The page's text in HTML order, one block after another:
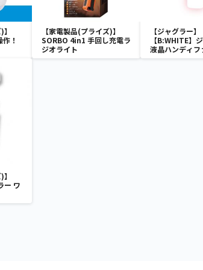
！
【家電製品(プライズ)】
SORBO 4in1 手回し充電ラ
ジオライト
【ジャグラー】
【B:WHITE】
液晶ハンディフ
ー ワ